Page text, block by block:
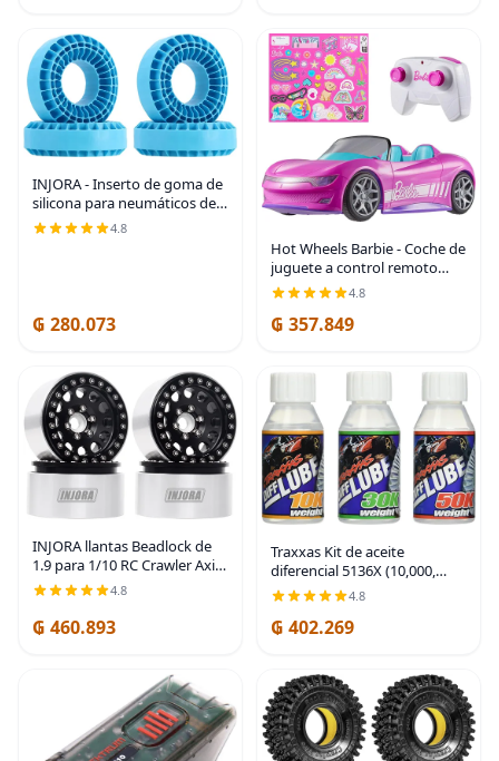
INJORA - Inserto de goma de
silicona para neumáticos de
rueda de 1.9 pulgadas, de
4.8
₲ 280.073
Hot Wheels Barbie - Coche de
juguete a control remoto
rosa convertible, puede
contener 2 muñecas de
moda Barbie y se abre para
4.8
₲ 357.849
INJORA llantas Beadlock de
1.9 para 1/10 RC Crawler Axial
SCX10 SCX10 II 90046 Traxxas
TRX4 RC4WD D90, 4
piezas/set, aleación de
aluminio (negro)
4.8
₲ 460.893
Traxxas Kit de aceite
diferencial 5136X (10,000,
30,000, 50,000 pesos)
4.8
₲ 402.269